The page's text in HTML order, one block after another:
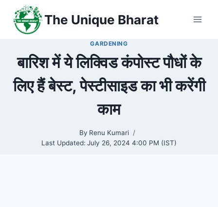
content
The Unique Bharat
GARDENING
बारिश में ये लिक्विड कंपोस्ट पौधों के
लिए हैं बेस्ट, पेस्टीसाइड का भी करेंगी
काम
By Renu Kumari
Last Updated: July 26, 2024 4:00 PM (IST)